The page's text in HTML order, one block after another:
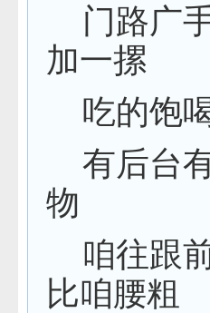
门路广
加一摞
吃的饱
有后台
物
咱往跟
比咱腰粗